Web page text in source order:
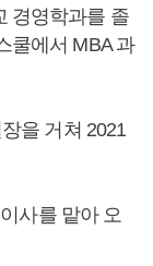
경영학과를 졸
쿨에서 MBA 과
을 거쳐 2021
사를 맡아 오